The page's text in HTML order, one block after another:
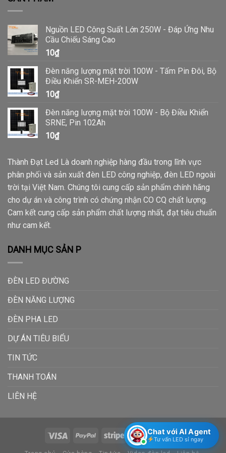
Đèn đường 70w kiểu lá: Thông thường đèn có thuổi thọ
khoảng 40.000h ~ 60.000h và có khả năng hoạt động
trong môi trường thời tiết khắc nghiệt như nóng, ẩm…
Đèn đường 80w kiểu lá
(chỉ số chống nước, chống bụi) giúp đèn sử dụng ở
ngoài trời tốt, có khả năng chống va đập, kín nước tốt.
Đèn đường 90w kiểu lá
tuổi thọ cao, ít phải thay thế, sữa chữa hơn các loại đèn
truyền thống, lắp đặt dễ dàng, dễ sử dụng.
Đèn đường 100w kiểu lá: những tính năng vượt trội, mẫu
mã đa dạng, sử dụng dễ dàng mà độ bền lại cao, chiếu
sáng an toàn trong mọi môi trường,……
Nguồn LED Công Suất Lớn 250W - Đáp Ứng Nhu
Cầu Chiếu Sáng Cao
10₫
Đèn năng lượng mặt trời 100W - Tấm Pin Đôi, Bộ
Điều Khiển SR-MEH-200W
10₫
Đèn năng lượng mặt trời 100W - Bộ Điều Khiển
SRNE, Pin 102Ah
10₫
Thành Đạt Led Là doanh nghiệp hàng đầu trong lĩnh vực
phân phối và sản xuất đèn LED công nghiệp, đèn LED ngoài
trời tại Việt Nam. Chúng tôi cung cấp sản phẩm chính hãng
cho dự án và công trình có chứng nhận CO CQ chất lượng.
Cam kết cung cấp sản phẩm chất lượng nhất, đạt tiêu chuẩn
như cam kết.
DANH MỤC SẢN P
ĐÈN LED ĐƯỜNG
ĐÈN NĂNG LƯỢNG
ĐÈN PHA LED
DỰ ÁN TIÊU BIỂU
TIN TỨC
THANH TOÁN
LIÊN HỆ
Chat với AI Agent
Tư vấn LED sỉ ngay